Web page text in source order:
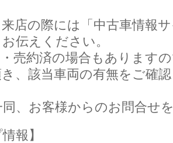
店の際には「中古車情報
伝えください。
売約済の場合もあります
、該当車両の有無をご確
、お客様からのお問合せ
情報】